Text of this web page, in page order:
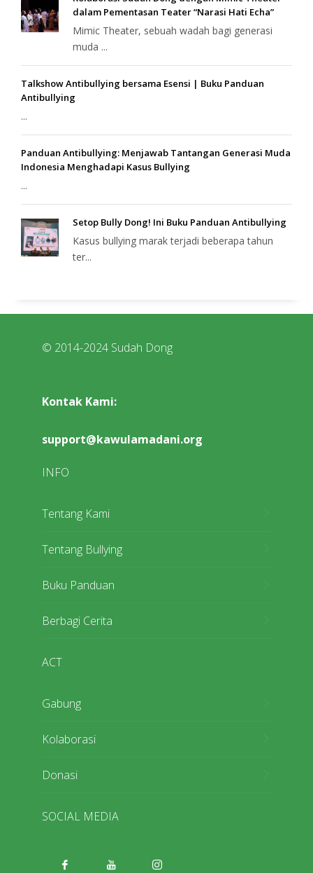
dalam Pementasan Teater “Narasi Hati Echa”
Mimic Theater, sebuah wadah bagi generasi
muda ...
Talkshow Antibullying bersama Esensi | Buku Panduan
Antibullying
...
Panduan Antibullying: Menjawab Tantangan Generasi Muda
Indonesia Menghadapi Kasus Bullying
...
Setop Bully Dong! Ini Buku Panduan Antibullying
Kasus bullying marak terjadi beberapa tahun
ter...
© 2014-2024 Sudah Dong
Kontak Kami:
support@kawulamadani.org
INFO
Tentang Kami
Tentang Bullying
Buku Panduan
Berbagi Cerita
ACT
Gabung
Kolaborasi
Donasi
SOCIAL MEDIA